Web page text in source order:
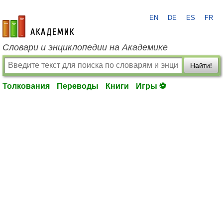
academic.ru
EN DE ES FR
Словари и энциклопедии на Академике
Найти!
Толкования Переводы Книги Игры ⚽